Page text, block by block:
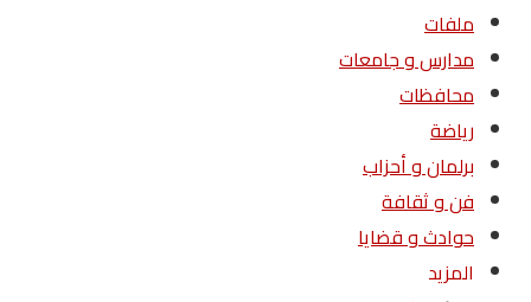
ملفات
مدارس و جامعات
محافظات
رياضة
برلمان و أحزاب
فن و ثقافة
حوادث و قضايا
المزيد